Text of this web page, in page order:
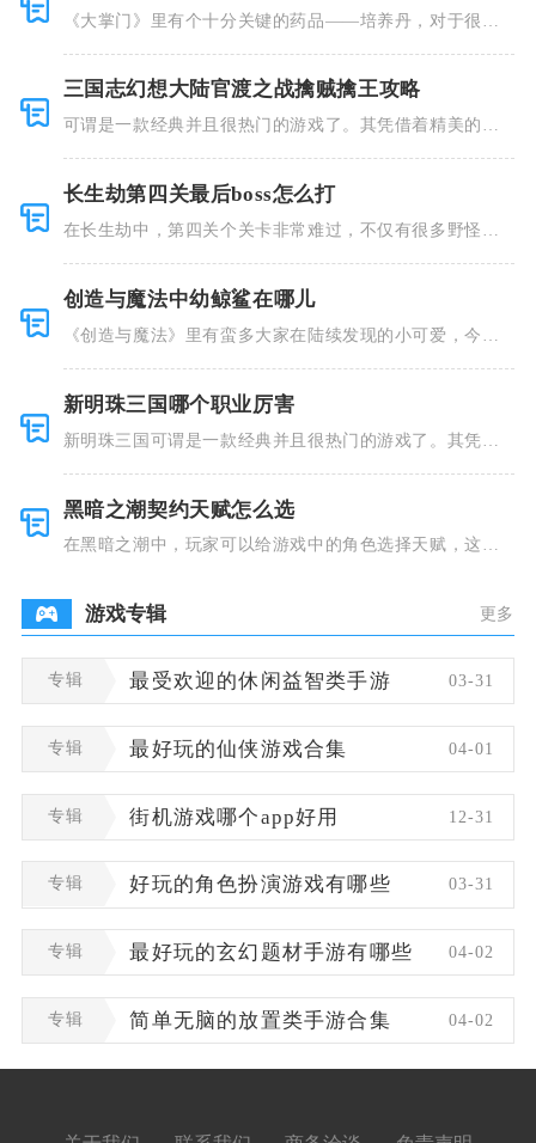
《大掌门》里有个十分关键的药品——培养丹，对于很多
三国志幻想大陆官渡之战擒贼擒王攻略
可谓是一款经典并且很热门的游戏了。其凭借着精美的画
长生劫第四关最后boss怎么打
在长生劫中，第四关个关卡非常难过，不仅有很多野怪，
创造与魔法中幼鲸鲨在哪儿
《创造与魔法》里有蛮多大家在陆续发现的小可爱，今天
新明珠三国哪个职业厉害
新明珠三国可谓是一款经典并且很热门的游戏了。其凭借
黑暗之潮契约天赋怎么选
在黑暗之潮中，玩家可以给游戏中的角色选择天赋，这些
游戏专辑 更多
专辑 最受欢迎的休闲益智类手游 03-31
专辑 最好玩的仙侠游戏合集 04-01
专辑 街机游戏哪个app好用 12-31
专辑 好玩的角色扮演游戏有哪些 03-31
专辑 最好玩的玄幻题材手游有哪些 04-02
专辑 简单无脑的放置类手游合集 04-02